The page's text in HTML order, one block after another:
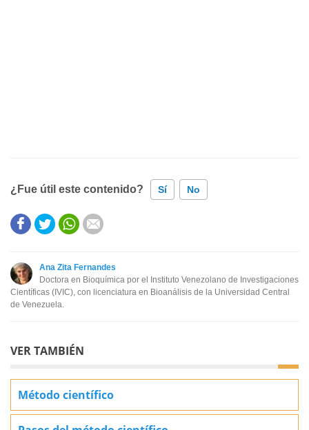
¿Fue útil este contenido? Sí No
Este contenido contiene información incorrecta
Otro
Ana Zita Fernandes
Doctora en Bioquímica por el Instituto Venezolano de Investigaciones
Científicas (IVIC), con licenciatura en Bioanálisis de la Universidad Central
de Venezuela.
VER TAMBIÉN
Método científico